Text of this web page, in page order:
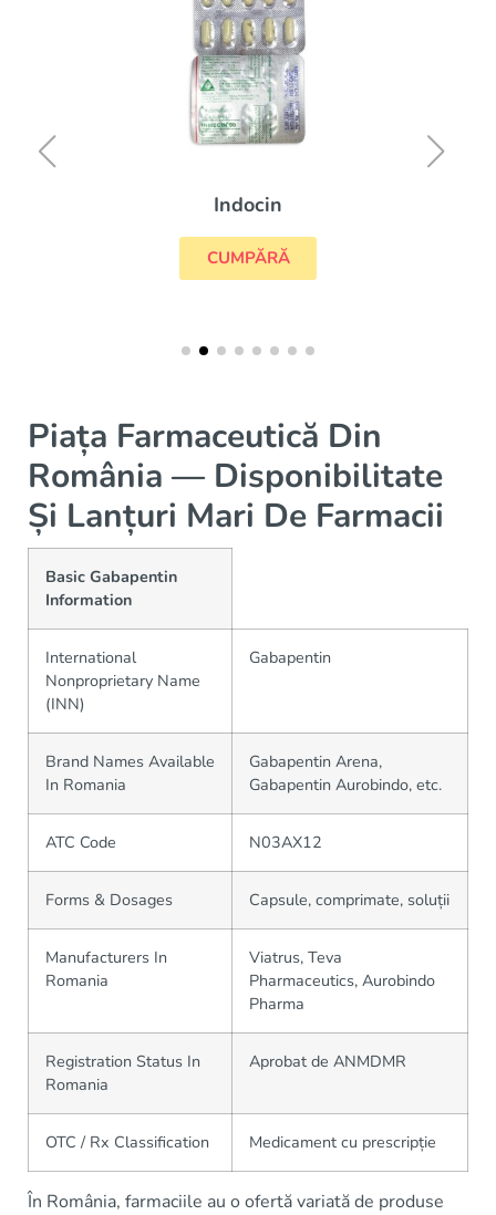
Indocin
CUMPĂRĂ
Piața Farmaceutică Din
România — Disponibilitate
Și Lanțuri Mari De Farmacii
Basic Gabapentin
Information
International
Nonproprietary Name
(INN)
Gabapentin
Brand Names Available
In Romania
Gabapentin Arena,
Gabapentin Aurobindo, etc.
ATC Code N03AX12
Forms & Dosages Capsule, comprimate, soluții
Manufacturers In
Romania
Viatrus, Teva
Pharmaceutics, Aurobindo
Pharma
Registration Status In
Romania
Aprobat de ANMDMR
OTC / Rx Classification Medicament cu prescripție
În România, farmaciile au o ofertă variată de produse